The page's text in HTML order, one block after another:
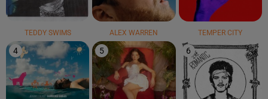
TEDDY SWIMS ALEX WARREN TEMPER CITY
4 5 6